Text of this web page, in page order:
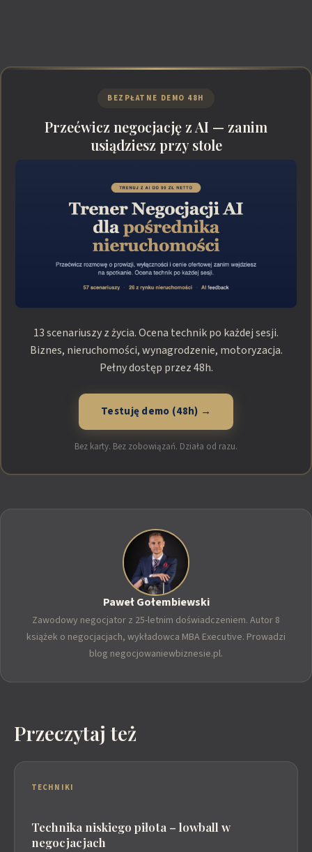
BEZPŁATNE DEMO 48H
Przećwicz negocjację z AI — zanim
usiądziesz przy stole
13 scenariuszy z życia. Ocena technik po każdej sesji.
Biznes, nieruchomości, wynagrodzenie, motoryzacja.
Pełny dostęp przez 48h.
Testuję demo (48h) →
Bez karty. Bez zobowiązań. Działa od razu.
Paweł Gołembiewski
Zawodowy negocjator z 25-letnim doświadczeniem. Autor 8
książek o negocjacjach, wykładowca MBA Executive. Prowadzi
blog negocjowaniewbiznesie.pl.
Przeczytaj też
TECHNIKI
Technika niskiego piłota – lowball w
negocjacjach